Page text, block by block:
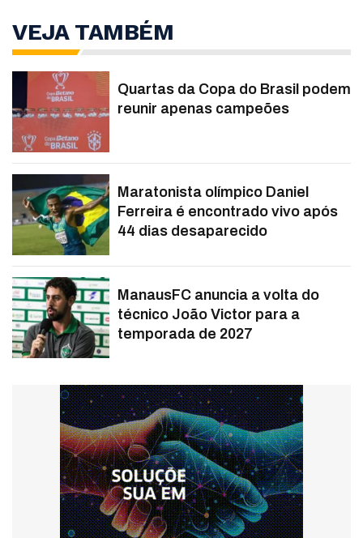
VEJA TAMBÉM
Quartas da Copa do Brasil podem
reunir apenas campeões
Maratonista olímpico Daniel
Ferreira é encontrado vivo após
44 dias desaparecido
ManausFC anuncia a volta do
técnico João Victor para a
temporada de 2027